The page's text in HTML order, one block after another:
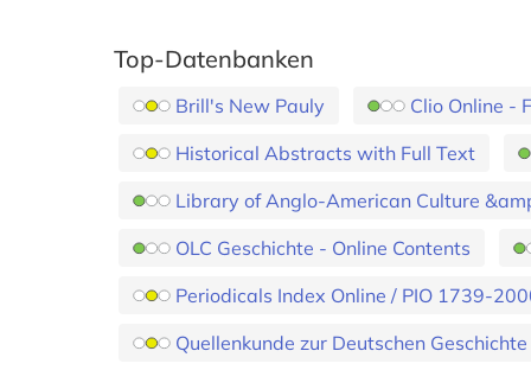
Top-Datenbanken
Brill's New Pauly Clio Online -
Historical Abstracts with Full Text
Library of Anglo-American Culture
OLC Geschichte - Online Contents
Periodicals Index Online / PIO 1739-
Quellenkunde zur Deutschen